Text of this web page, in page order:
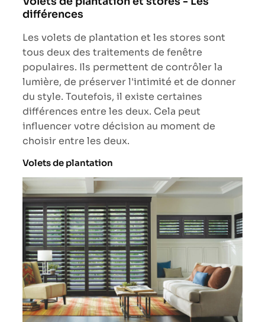
différences
Les volets de plantation et les stores sont
tous deux des traitements de fenêtre
populaires. Ils permettent de contrôler la
lumière, de préserver l'intimité et de donner
du style. Toutefois, il existe certaines
différences entre les deux. Cela peut
influencer votre décision au moment de
choisir entre les deux.
Volets de plantation